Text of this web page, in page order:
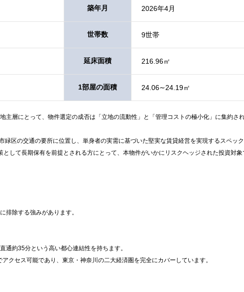
築年月 2026年4月
世帯数 9世帯
延床面積 216.96㎡
1部屋の面積 24.06∼24.19㎡
層にとって、物件選定の成否は「立地の流動性」と「管理コストの極小化」に集約され
区の交通の要所に位置し、単身者の実需に基づいた堅実な賃貸経営を実現するスペック
して長期保有を前提とされる方にとって、本物件がいかにリスクヘッジされた投資対
排除する強みがあります。
通約35分という高い都心連結性を持ちます。
クセス可能であり、東京・神奈川の二大経済圏を完全にカバーしています。